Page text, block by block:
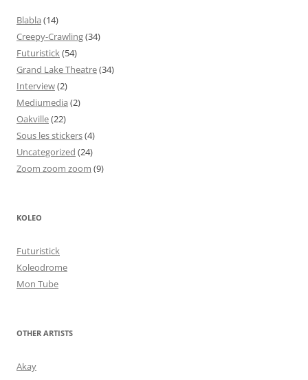
Blabla (14)
Creepy-Crawling(34)
Futuristick(54)
Grand Lake Theatre(34)
Interview(2)
Mediumedia (2)
Oakville(22)
Sous les stickers(4)
Uncategorized (24)
Zoom zoom zoom (9)
KOLEO
Futuristick
Koleodrome
Mon Tube
OTHER ARTISTS
Akay